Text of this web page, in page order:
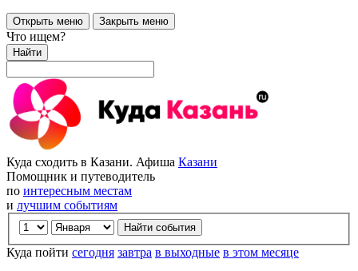
Открыть меню Закрыть меню
Что ищем?
Найти
Куда сходить в Казани. Афиша Казани
Помощник и путеводитель
по интересным местам
и лучшим событиям
Куда пойти сегодня завтра в выходные в этом месяце